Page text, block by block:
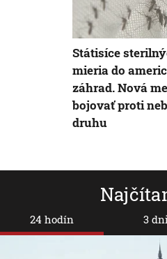
24 hodín 3 dni
Státisíce
mieria do
záhrad. Nová
bojovať proti
druhu